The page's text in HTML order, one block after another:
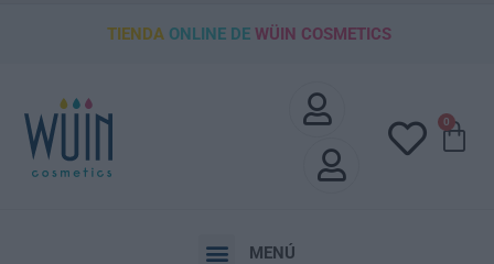
TIENDAONLINE DE WÜIN COSMETICS
0
MENÚ